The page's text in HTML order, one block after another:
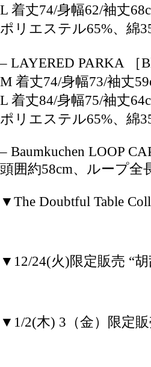
L 着丈74/身幅62/袖丈
ポリエステル65%、綿
– LAYERED PARKA ［
M 着丈74/身幅73/袖丈
L 着丈84/身幅75/袖丈
ポリエステル65%、綿
– Baumkuchen LOOP
頭囲約58cm、ループ全
▼The Doubtful Table
▼12/24(火)限定販売 “
▼1/2(木) 3（金）限定